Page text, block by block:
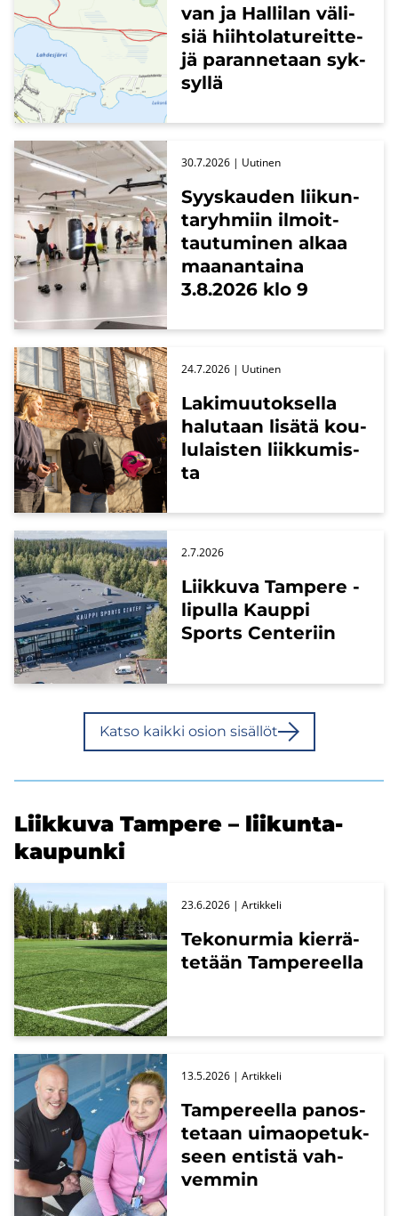
van ja Hal­li­lan vä­li­
siä hiih­to­la­tu­reit­te­
jä pa­ran­ne­taan syk­
syl­lä
Syys­kau­den lii­kun­
ta­ryh­miin il­moit­
tau­tu­mi­nen alkaa
maa­nan­tai­na
3.8.2026 klo 9
30.7.2026 | Uu­ti­nen
La­ki­muu­tok­sel­la
ha­lu­taan li­sä­tä kou­
lu­lais­ten liik­ku­mis­
ta
24.7.2026 | Uu­ti­nen
Liik­ku­va Tam­pe­re -​
lipulla Kaup­pi
Sports Cen­te­riin
2.7.2026
Katso kaik­ki osion si­säl­löt
Liik­ku­va Tam­pe­re – lii­kun­ta­
kau­pun­ki
Te­ko­nur­mia kier­rä­
te­tään Tam­pe­reel­la
23.6.2026 | Ar­tik­ke­li
Tam­pe­reel­la pa­nos­
te­taan ui­mao­pe­tuk­
seen en­tis­tä vah­
vem­min
13.5.2026 | Ar­tik­ke­li